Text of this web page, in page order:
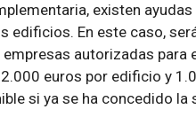
existen
edificios. En este caso,
empresas autorizadas
euros por edificio y
si ya se ha concedido